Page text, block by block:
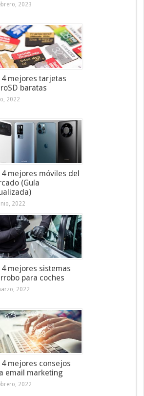
2023
4 mejores tarjetas
baratas
2022
4 mejores móviles del
(Guía
2022
4 mejores sistemas
para coches
2022
4 mejores consejos
email marketing
2022